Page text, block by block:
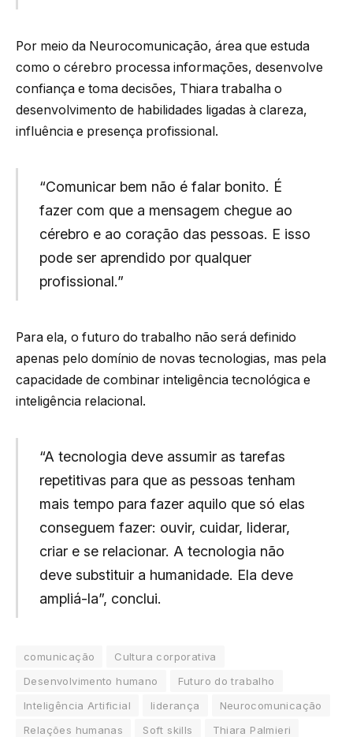
Por meio da Neurocomunicação, área que estuda
como o cérebro processa informações, desenvolve
confiança e toma decisões, Thiara trabalha o
desenvolvimento de habilidades ligadas à clareza,
influência e presença profissional.
“Comunicar bem não é falar bonito. É
fazer com que a mensagem chegue ao
cérebro e ao coração das pessoas. E isso
pode ser aprendido por qualquer
profissional.”
Para ela, o futuro do trabalho não será definido
apenas pelo domínio de novas tecnologias, mas pela
capacidade de combinar inteligência tecnológica e
inteligência relacional.
“A tecnologia deve assumir as tarefas
repetitivas para que as pessoas tenham
mais tempo para fazer aquilo que só elas
conseguem fazer: ouvir, cuidar, liderar,
criar e se relacionar. A tecnologia não
deve substituir a humanidade. Ela deve
ampliá-la”, conclui.
comunicação
Cultura corporativa
Desenvolvimento humano
Futuro do trabalho
Inteligência Artificial
liderança
Neurocomunicação
Relações humanas
Soft skills Thiara Palmieri